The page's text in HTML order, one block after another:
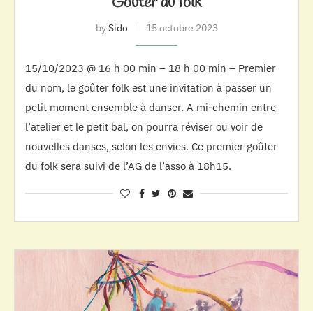
bySido 15 octobre 2023
15/10/2023 @ 16 h 00 min – 18 h 00 min – Premier
du nom, le goûter folk est une invitation à passer un
petit moment ensemble à danser. A mi-chemin entre
l’atelier et le petit bal, on pourra réviser ou voir de
nouvelles danses, selon les envies. Ce premier goûter
du folk sera suivi de l’AG de l’asso à 18h15.